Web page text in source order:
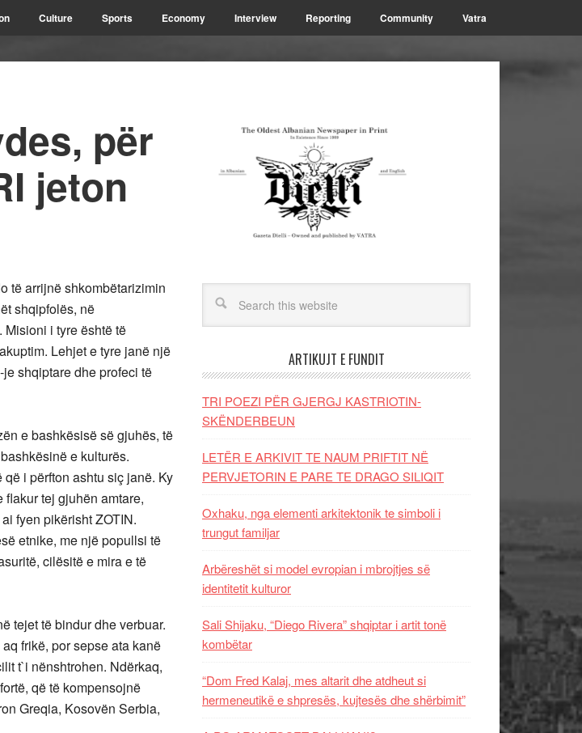
Culture Sports Economy Interview Reporting Community Vatra
për
jeton
të arrijnë shkombëtarizimin
shqipfolës, në
i tyre është të
Lehjet e tyre janë një
shqiptare dhe profeci të
e bashkësisë së gjuhës, të
e kulturës.
i përfton ashtu siç janë. Ky
tej gjuhën amtare,
fyen pikërisht ZOTIN.
etnike, me një popullsi të
cilësitë e mira e të
tejet të bindur dhe verbuar.
frikë, por sepse ata kanë
t`i nënshtrohen. Ndërkaq,
që të kompensojnë
Greqia, Kosovën Serbia,
ARTIKUJT E FUNDIT
TRI POEZI PËR GJERGJ KASTRIOTIN-
SKËNDERBEUN
LETËR E ARKIVIT TE NAUM PRIFTIT NË
PERVJETORIN E PARE TE DRAGO SILIQIT
Oxhaku, nga elementi arkitektonik te simboli i
trungut familjar
Arbëreshët si model evropian i mbrojtjes së
identitetit kulturor
Sali Shijaku, “Diego Rivera” shqiptar i artit tonë
kombëtar
“Dom Fred Kalaj, mes altarit dhe atdheut si
hermeneutikë e shpresës, kujtesës dhe shërbimit”